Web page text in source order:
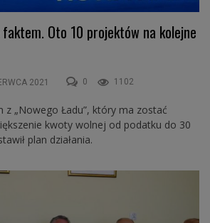
Oto 10 projektów na kolejne
2021 0 1102
z „Nowego Ładu”, który ma zostać
kwoty wolnej od podatku do 30
plan działania.